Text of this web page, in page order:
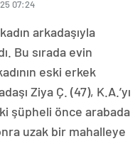
07:24
arkadaşıyla
Bu sırada evin
eski erkek
Ziya Ç. (47), K.A.’yı
şüpheli önce arabada
uzak bir mahalleye